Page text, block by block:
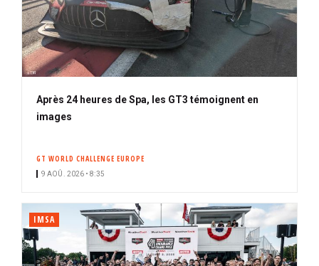
Après 24 heures de Spa, les GT3 témoignent en
images
GT WORLD CHALLENGE EUROPE
9 AOÛ. 2026 • 8:35
IMSA